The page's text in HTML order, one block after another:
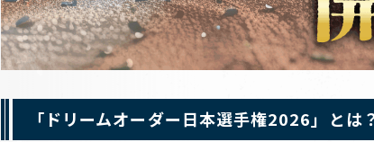
「ドリームオーダー日本選手権2026」とは